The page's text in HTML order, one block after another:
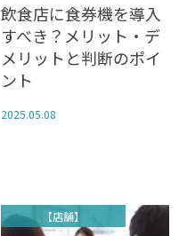
飲食店に食券機を導入
すべき？メリット・デ
メリットと判断のポイ
ント
2025.05.08
【店舗】